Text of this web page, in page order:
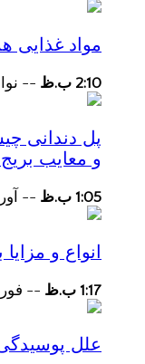
مواد غذایی
2:10 ب.ظ -- نوامبر
پل دندانی
و معایب
1:05 ب.ظ --
انواع و
1:17 ب.ظ -- فوریه
علل